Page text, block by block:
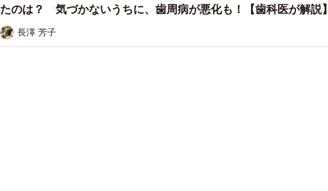
たのは？ 気づかないうちに、歯周病が悪化も！【歯科医が解説】
長澤 芳子